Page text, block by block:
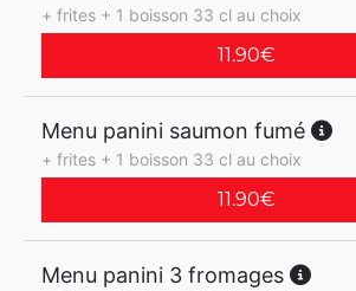
+ frites + 1 boisson 33 cl au choix
11.90€
Menu panini saumon fumé
+ frites + 1 boisson 33 cl au choix
11.90€
Menu panini 3 fromages